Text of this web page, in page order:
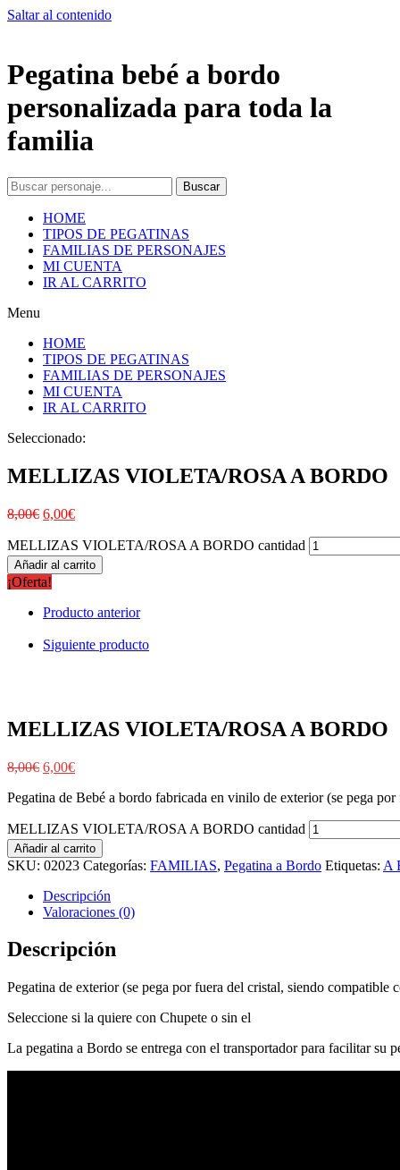
Saltar al contenido
Pegatina bebé a bordo
personalizada para toda la
familia
Buscar
HOME
TIPOS DE PEGATINAS
FAMILIAS DE PERSONAJES
MI CUENTA
IR AL CARRITO
Menu
HOME
TIPOS DE PEGATINAS
FAMILIAS DE PERSONAJES
MI CUENTA
IR AL CARRITO
Seleccionado:
MELLIZAS VIOLETA/ROSA A BORDO
8,00€ 6,00€
MELLIZAS VIOLETA/ROSA A BORDO cantidad
Añadir al carrito
¡Oferta!
Producto anterior
Siguiente producto
MELLIZAS VIOLETA/ROSA A BORDO
8,00€ 6,00€
Pegatina de Bebé a bordo fabricada en vinilo de exterior (se pega
MELLIZAS VIOLETA/ROSA A BORDO cantidad
Añadir al carrito
SKU: 02023 Categorías: FAMILIAS, Pegatina a Bordo Etiquetas: A
Descripción
Valoraciones (0)
Descripción
Pegatina de exterior (se pega por fuera del cristal, siendo compatible
Seleccione si la quiere con Chupete o sin el
La pegatina a Bordo se entrega con el transportador para facilitar su